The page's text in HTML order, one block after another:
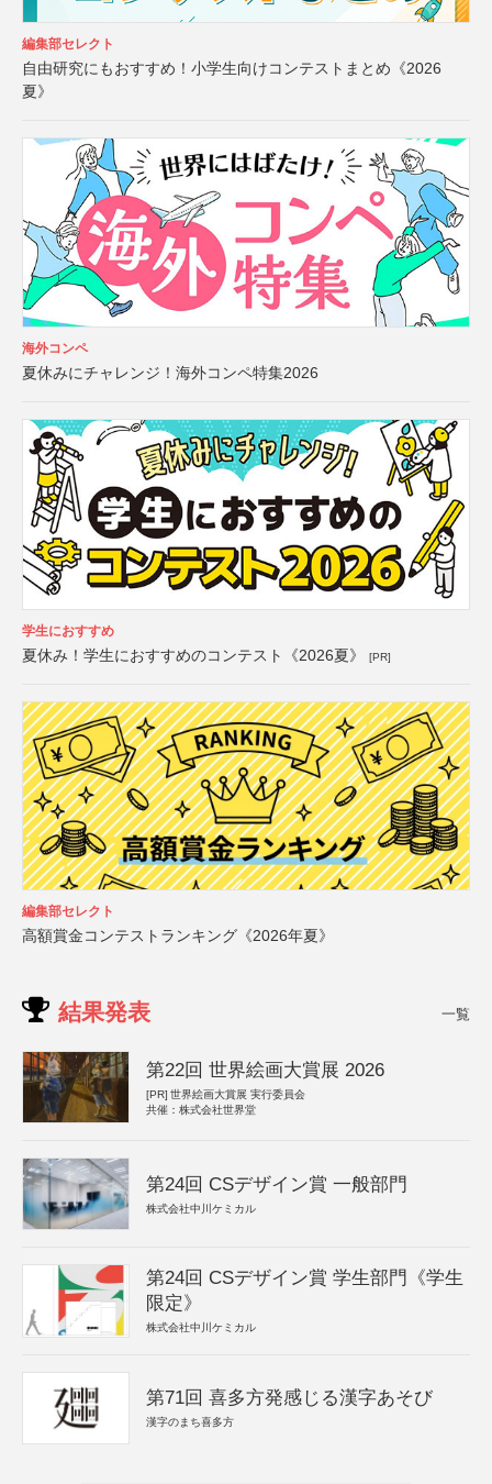
編集部セレクト
自由研究にもおすすめ！小学生向けコンテストまとめ《2026
夏》
海外コンペ
夏休みにチャレンジ！海外コンペ特集2026
学生におすすめ
夏休み！学生におすすめのコンテスト《2026夏》 [PR]
編集部セレクト
高額賞金コンテストランキング《2026年夏》
結果発表 一覧
第22回 世界絵画大賞展 2026
[PR] 世界絵画大賞展 実行委員会
共催：株式会社世界堂
第24回 CSデザイン賞 一般部門
株式会社中川ケミカル
第24回 CSデザイン賞 学生部門《学生
限定》
株式会社中川ケミカル
第71回 喜多方発感じる漢字あそび
漢字のまち喜多方